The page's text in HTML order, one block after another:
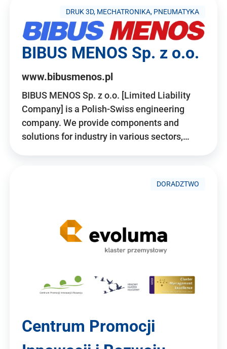
DRUK 3D, MECHATRONIKA, PNEUMATYKA
BIBUS MENOS Sp. z o.o.
www.bibusmenos.pl
BIBUS MENOS Sp. z o.o. [Limited Liability
Company] is a Polish-Swiss engineering
company. We provide components and
solutions for industry in various sectors,…
DORADZTWO
Centrum Promocji